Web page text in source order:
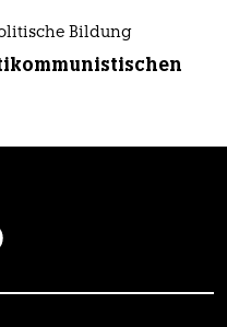
Bildung